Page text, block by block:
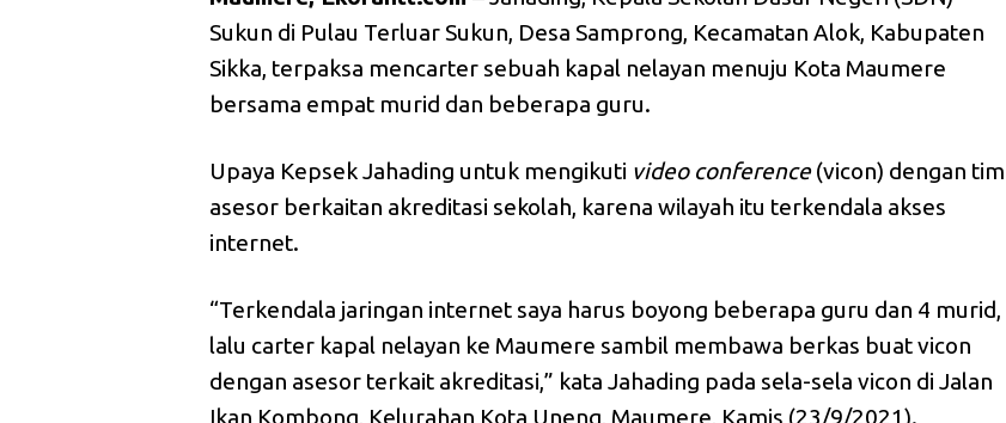
Sukun di Pulau Terluar Sukun, Desa Samprong, Kecamatan Alok, Kabupaten
Sikka, terpaksa mencarter sebuah kapal nelayan menuju Kota Maumere
bersama empat murid dan beberapa guru.
Upaya Kepsek Jahading untuk mengikuti video conference(vicon) dengan tim
asesor berkaitan akreditasi sekolah, karena wilayah itu terkendala akses
internet.
“Terkendala jaringan internet saya harus boyong beberapa guru dan 4 murid,
lalu carter kapal nelayan ke Maumere sambil membawa berkas buat vicon
dengan asesor terkait akreditasi,” kata Jahading pada sela-sela vicon di Jalan
Ikan Kombong, Kelurahan Kota Uneng, Maumere, Kamis (23/9/2021).